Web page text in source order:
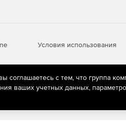
Условия использования
технологии
сети «Интернет»,
соглашаетесь с тем, что группа
ваших учетных данных,